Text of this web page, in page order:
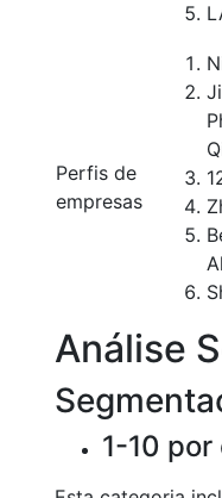
Perfis de
empresas
Análise
1-10